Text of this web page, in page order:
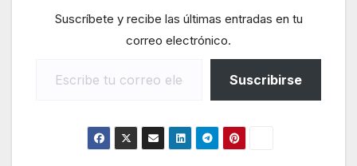
Suscríbete y recibe las últimas entradas en tu
correo electrónico.
Suscribirse